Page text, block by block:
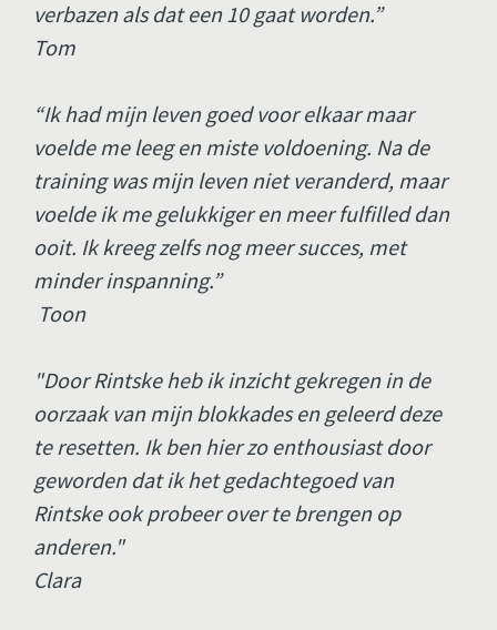
verbazen als dat een 10 gaat worden.”
Tom
“Ik had mijn leven goed voor elkaar maar
voelde me leeg en miste voldoening. Na de
training was mijn leven niet veranderd, maar
voelde ik me gelukkiger en meer fulfilled dan
ooit. Ik kreeg zelfs nog meer succes, met
minder inspanning.”
Toon
"Door Rintske heb ik inzicht gekregen in de
oorzaak van mijn blokkades en geleerd deze
te resetten. Ik ben hier zo enthousiast door
geworden dat ik het gedachtegoed van
Rintske ook probeer over te brengen op
anderen."
Clara